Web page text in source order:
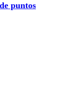
puntos